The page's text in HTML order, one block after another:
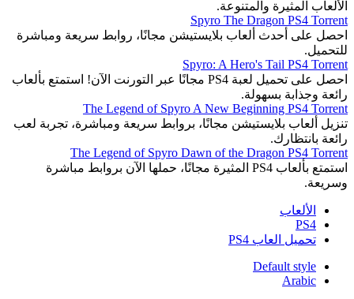
الألعاب المثيرة والمتنوعة.
Spyro The Dragon PS4 Torrent
احصل على أحدث ألعاب بلايستيشن مجانًا، روابط سريعة ومباشرة
للتحميل.
Spyro: A Hero's Tail PS4 Torrent
احصل على تحميل لعبة PS4 مجانًا عبر التورنت الآن! استمتع بألعاب
رائعة وجذابة بسهولة.
The Legend of Spyro A New Beginning PS4 Torrent
تنزيل ألعاب بلايستيشن مجانًا، بروابط سريعة ومباشرة، تجربة لعب
رائعة بانتظارك.
The Legend of Spyro Dawn of the Dragon PS4 Torrent
استمتع بألعاب PS4 المثيرة مجانًا، حملها الآن بروابط مباشرة
وسريعة.
الألعاب
PS4
تحميل العاب PS4
Default style
Arabic